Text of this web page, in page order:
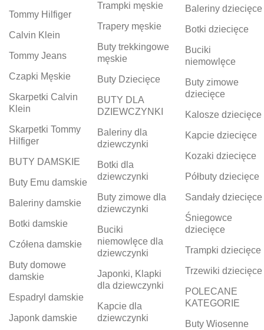
Tommy Hilfiger
Calvin Klein
Tommy Jeans
Czapki Męskie
Skarpetki Calvin
Klein
Skarpetki Tommy
Hilfiger
BUTY DAMSKIE
Buty Emu damskie
Baleriny damskie
Botki damskie
Czółena damskie
Buty domowe
damskie
Espadryl damskie
Japonk damskie
Trampki męskie
Trapery męskie
Buty trekkingowe
męskie
Buty Dziecięce
BUTY DLA
DZIEWCZYNKI
Baleriny dla
dziewczynki
Botki dla
dziewczynki
Buty zimowe dla
dziewczynki
Buciki
niemowlęce dla
dziewczynki
Japonki, Klapki
dla dziewczynki
Kapcie dla
dziewczynki
Baleriny dziecięce
Botki dziecięce
Buciki
niemowlęce
Buty zimowe
dziecięce
Kalosze dziecięce
Kapcie dziecięce
Kozaki dziecięce
Półbuty dziecięce
Sandały dziecięce
Śniegowce
dziecięce
Trampki dziecięce
Trzewiki dziecięce
POLECANE
KATEGORIE
Buty Wiosenne